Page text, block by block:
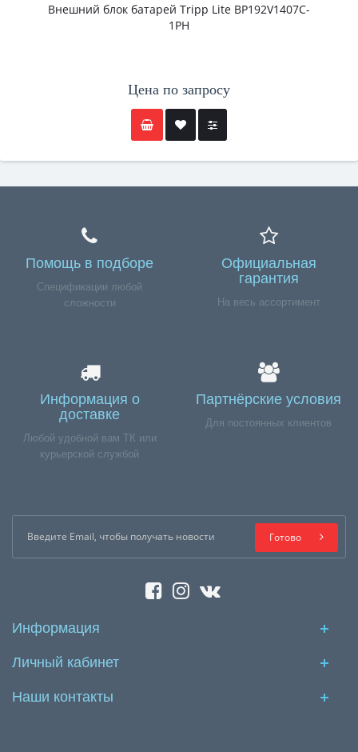
Внешний блок батарей Tripp Lite BP192V1407C-
1PH
Цена по запросу
Помощь в подборе
Спецификации любой
сложности
Официальная
гарантия
На весь ассортимент
Информация о
доставке
Любой удобной вам ТК или
курьерской службой
Партнёрские условия
Для постоянных клиентов
Готово
Информация
Личный кабинет
Наши контакты